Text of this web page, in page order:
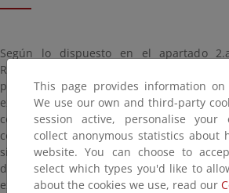
Según lo dispuesto en el apartado
Reglamento General de Costas (Real
para general conocimiento la
expediente de deslinde (de fecha 26 de
comienzo del procedimiento de
con el fin de que, en el plazo de UN
siguiente al de la publicación de este
de la Provincia, cualquier interesado
expediente, examinar el plano de
This page provides information on
We use our own and third-party
session active, personalise your
collect anonymous statistics about
website. You can choose to
select which types you'd like to
about the cookies we use, read our